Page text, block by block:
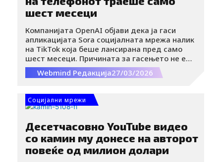
шест месеци
Компанијата OpenAI објави дека ја гаси
апликацијата Sora социјалната мрежа налик
на TikTok која беше лансирана пред само
шест месеци. Причината за гасењето не е
официјално соопштена, ниту пак е
прецизирано кога апликацијата целосно ќе
Webmind Редакција27/03/2026
Социјални мрежи
Десетчасовно YouTube видео
со камин му донесе на авторот
повеќе од милион долари